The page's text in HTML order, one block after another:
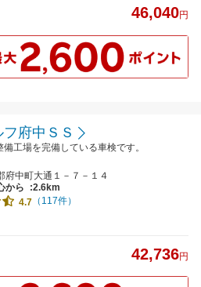
46,040円
府中ＳＳ
工場を完備している車検です。
府中町大通１－７－１４
から
:2.6km
4.7 （117件）
42,736円